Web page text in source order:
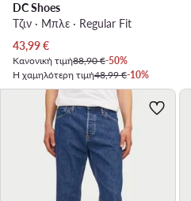
DC Shoes
Τζιν · Μπλε · Regular Fit
Τρέχουσα τιμή
43,99€
Κανονική τιμή88,90 €-50%
Η χαμηλότερη τιμή48,99 €-10%